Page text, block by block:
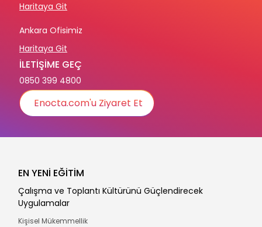
Haritaya Git
Ankara Ofisimiz
Haritaya Git
İLETİŞİME GEÇ
0850 399 4800
Enocta.com'u Ziyaret Et
EN YENİ EĞİTİM
Çalışma ve Toplantı Kültürünü Güçlendirecek
Uygulamalar
Kişisel Mükemmellik